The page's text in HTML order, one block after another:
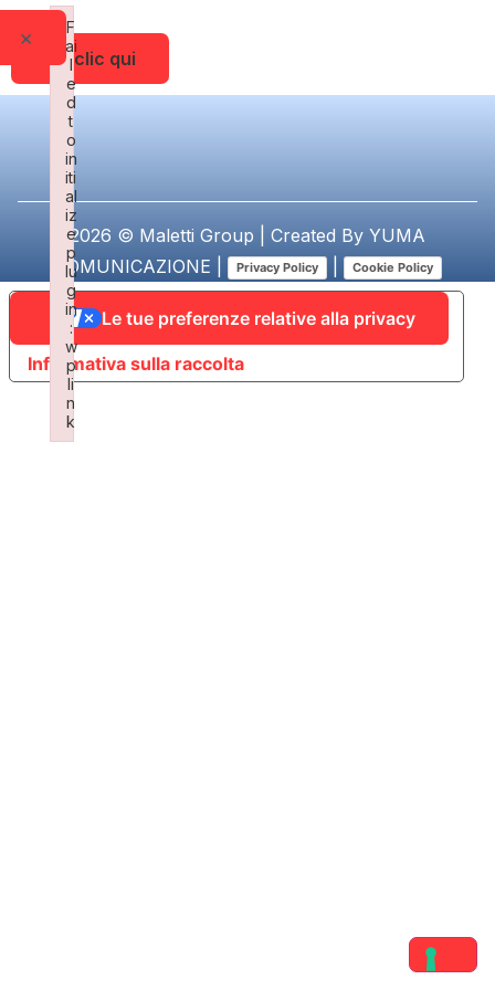
Fai clic qui
2026 © Maletti Group | Created By YUMA
COMUNICAZIONE
Privacy Policy Cookie Policy
Informativa sulla raccolta
Le tue preferenze relative alla privacy
F
ai
l
e
d
t
o
in
iti
al
iz
e
p
lu
g
in
:
w
p
li
n
k
×
Failed to initialize plugin: wplink